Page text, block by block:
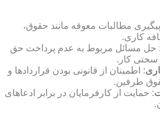
مطالبات معوقه مانند حقوق،
کاری.
: حل مسائل مربوط به عدم پرداخت حق
سختی کار.
: اطمینان از قانونی بودن قراردادها و
طرفین.
: حمایت از کارفرمایان در برابر ادعاهای